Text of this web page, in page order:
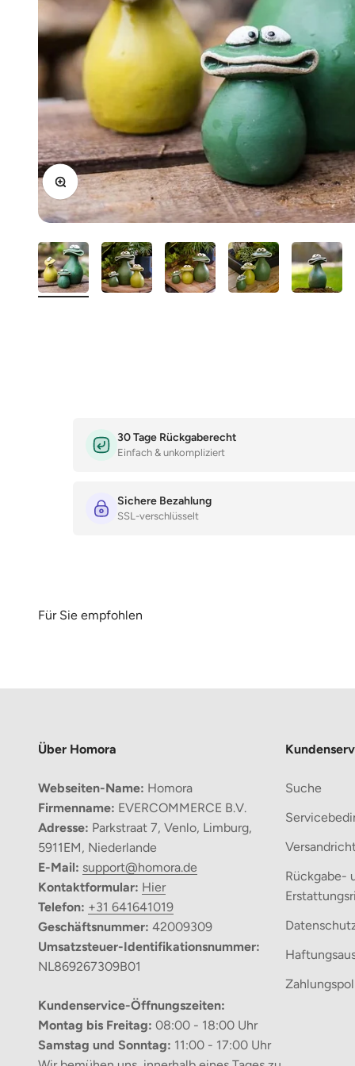
Bild vergrößern
30 Tage Rückgaberecht
Einfach & unkompliziert
Sichere Bezahlung
SSL-verschlüsselt
Für Sie empfohlen
Über Homora
Webseiten-Name: Homora
Firmenname: EVERCOMMERCE B.V.
Adresse: Parkstraat 7, Venlo, Limburg,
5911EM, Niederlande
E-Mail: support@homora.de
Kontaktformular: Hier
Telefon: +31 641641019
Geschäftsnummer: 42009309
Umsatzsteuer-Identifikationsnummer:
NL869267309B01
Kundenservice-Öffnungszeiten:
Montag bis Freitag: 08:00 - 18:00 Uhr
Samstag und Sonntag: 11:00 - 17:00 Uhr
Suche
Rückgabe-